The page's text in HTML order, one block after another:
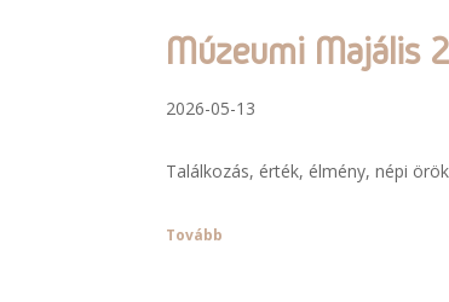
Múzeumi Majális
2026-05-13
Találkozás, érték, élmény, népi
Tovább